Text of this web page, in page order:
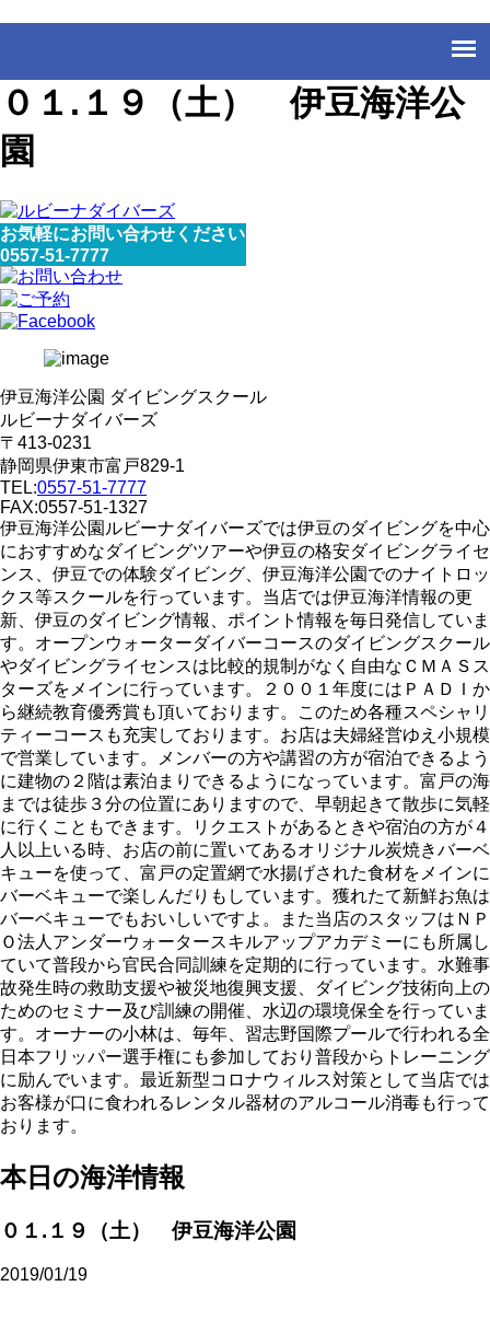
０１.１９（土） 伊豆海洋公
園
お気軽にお問い合わせください
0557-51-7777
伊豆海洋公園 ダイビングスクール
ルビーナダイバーズ
〒413-0231
静岡県伊東市富戸829-1
TEL:0557-51-7777
FAX:0557-51-1327
伊豆海洋公園ルビーナダイバーズでは伊豆のダイビングを中心
におすすめなダイビングツアーや伊豆の格安ダイビングライセ
ンス、伊豆での体験ダイビング、伊豆海洋公園でのナイトロッ
クス等スクールを行っています。当店では伊豆海洋情報の更
新、伊豆のダイビング情報、ポイント情報を毎日発信していま
す。オープンウォーターダイバーコースのダイビングスクール
やダイビングライセンスは比較的規制がなく自由なＣＭＡＳス
ターズをメインに行っています。２００１年度にはＰＡＤＩか
ら継続教育優秀賞も頂いております。このため各種スペシャリ
ティーコースも充実しております。お店は夫婦経営ゆえ小規模
で営業しています。メンバーの方や講習の方が宿泊できるよう
に建物の２階は素泊まりできるようになっています。富戸の海
までは徒歩３分の位置にありますので、早朝起きて散歩に気軽
に行くこともできます。リクエストがあるときや宿泊の方が４
人以上いる時、お店の前に置いてあるオリジナル炭焼きバーベ
キューを使って、富戸の定置網で水揚げされた食材をメインに
バーベキューで楽しんだりもしています。獲れたて新鮮お魚は
バーベキューでもおいしいですよ。また当店のスタッフはＮＰ
Ｏ法人アンダーウォータースキルアップアカデミーにも所属し
ていて普段から官民合同訓練を定期的に行っています。水難事
故発生時の救助支援や被災地復興支援、ダイビング技術向上の
ためのセミナー及び訓練の開催、水辺の環境保全を行っていま
す。オーナーの小林は、毎年、習志野国際プールで行われる全
日本フリッパー選手権にも参加しており普段からトレーニング
に励んでいます。最近新型コロナウィルス対策として当店では
お客様が口に食われるレンタル器材のアルコール消毒も行って
おります。
本日の海洋情報
０１.１９（土） 伊豆海洋公園
2019/01/19